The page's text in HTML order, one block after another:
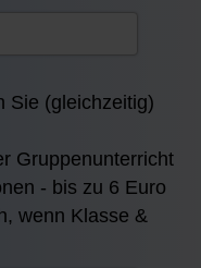
Sie (gleichzeitig)
Gruppenunterricht
- bis zu 6 Euro
wenn Klasse &